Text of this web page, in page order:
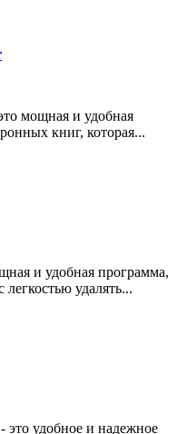
мощная и удобная
книг, которая...
и удобная программа,
легкостью удалять...
это удобное и надежное